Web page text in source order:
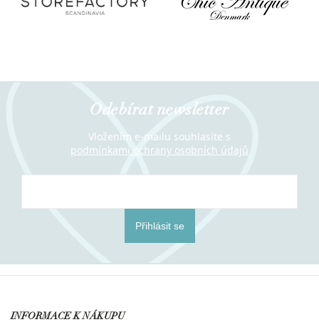
Odebírat newsletter
Vložením e-mailu souhlasíte s
podmínkami ochrany osobních údajů
Přihlásit se
INFORMACE K NÁKUPU